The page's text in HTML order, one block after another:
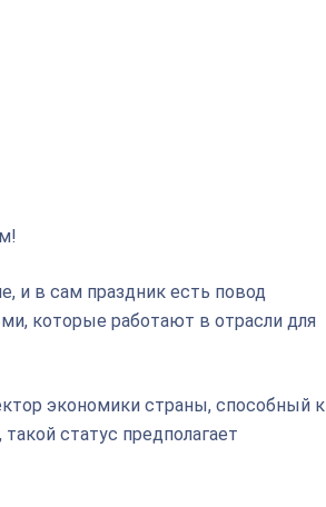
и в сам праздник есть повод
которые работают в отрасли для
экономики страны, способный к
статус предполагает